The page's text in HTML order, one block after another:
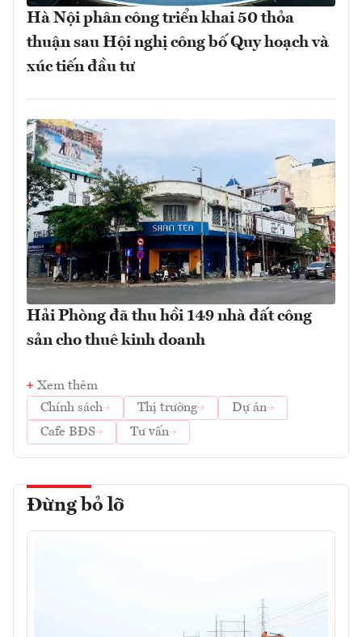
Hà Nội phân công triển khai 50 thỏa
thuận sau Hội nghị công bố Quy hoạch và
xúc tiến đầu tư
Hải Phòng đã thu hồi 149 nhà đất công
sản cho thuê kinh doanh
Xem thêm
Chính sách
Thị trường
Dự án
Cafe BĐS
Tư vấn
Đừng bỏ lỡ